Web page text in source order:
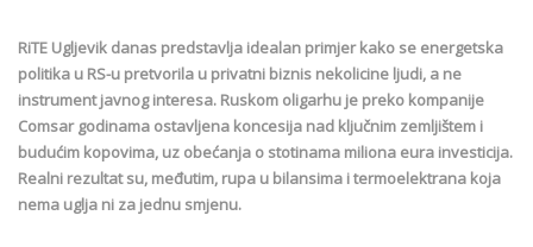
RiTE Ugljevik danas predstavlja idealan primjer kako se energetska
politika u RS-u pretvorila u privatni biznis nekolicine ljudi, a ne
instrument javnog interesa. Ruskom oligarhu je preko kompanije
Comsar godinama ostavljena koncesija nad ključnim zemljištem i
budućim kopovima, uz obećanja o stotinama miliona eura investicija.
Realni rezultat su, međutim, rupa u bilansima i termoelektrana koja
nema uglja ni za jednu smjenu.